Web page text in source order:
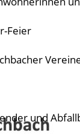
Feier
und